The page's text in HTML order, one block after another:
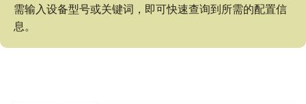
需输入设备型号或关键词，即可快速查询到所需的配置信
息。